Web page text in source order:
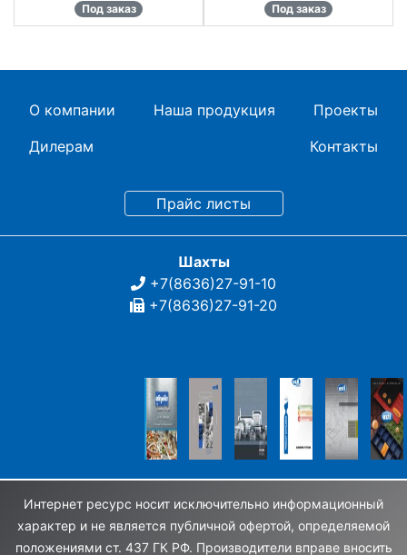
Под заказ Под заказ
О компании Наша продукция
Проекты
Дилерам
Контакты
Шахты
+7(8636)27-91-10
+7(8636)27-91-20
Интернет ресурс носит исключительно информационный
характер и не является публичной офертой, определяемой
положениями ст. 437 ГК РФ. Производители вправе вносить